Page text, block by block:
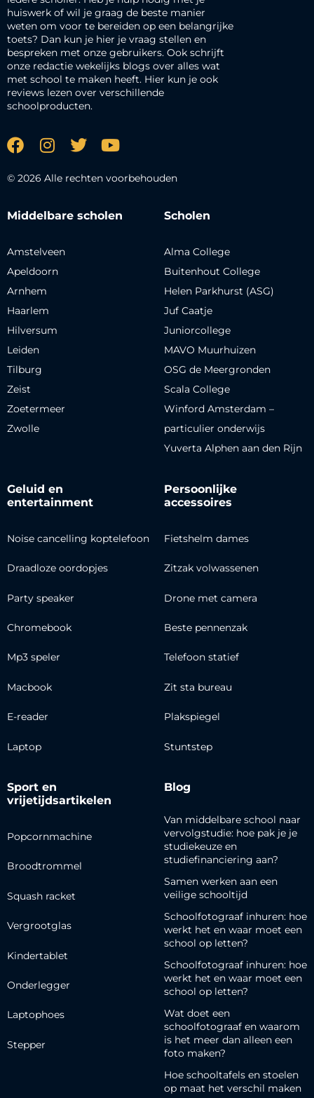
huiswerk of wil je graag de beste manier
weten om voor te bereiden op een belangrijke
toets? Dan kun je hier je vraag stellen en
bespreken met onze gebruikers. Ook schrijft
onze redactie wekelijks blogs over alles wat
met school te maken heeft. Hier kun je ook
reviews lezen over verschillende
schoolproducten.
© 2026 Alle rechten voorbehouden
Middelbare scholen
Amstelveen
Apeldoorn
Arnhem
Haarlem
Hilversum
Leiden
Tilburg
Zeist
Zoetermeer
Zwolle
Scholen
Alma College
Buitenhout College
Helen Parkhurst (ASG)
Juf Caatje
Juniorcollege
MAVO Muurhuizen
OSG de Meergronden
Scala College
Winford Amsterdam –
particulier onderwijs
Yuverta Alphen aan den Rijn
Geluid en
entertainment
Noise cancelling koptelefoon
Draadloze oordopjes
Party speaker
Chromebook
Mp3 speler
Macbook
E-reader
Laptop
Persoonlijke
accessoires
Fietshelm dames
Zitzak volwassenen
Drone met camera
Beste pennenzak
Telefoon statief
Zit sta bureau
Plakspiegel
Stuntstep
Sport en
vrijetijdsartikelen
Popcornmachine
Broodtrommel
Squash racket
Vergrootglas
Kindertablet
Onderlegger
Laptophoes
Stepper
Blog
Van middelbare school naar
vervolgstudie: hoe pak je je
studiekeuze en
studiefinanciering aan?
Samen werken aan een
veilige schooltijd
Schoolfotograaf inhuren: hoe
werkt het en waar moet een
school op letten?
Schoolfotograaf inhuren: hoe
werkt het en waar moet een
school op letten?
Wat doet een
schoolfotograaf en waarom
is het meer dan alleen een
foto maken?
Hoe schooltafels en stoelen
op maat het verschil maken